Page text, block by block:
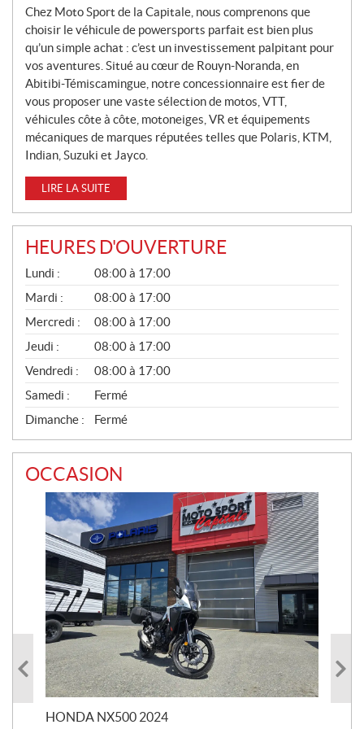
V
E
L
L
E
S
Chez Moto Sport de la Capitale, nous comprenons que
choisir le véhicule de powersports parfait est bien plus
qu’un simple achat : c’est un investissement palpitant pour
vos aventures. Situé au cœur de Rouyn-Noranda, en
Abitibi-Témiscamingue, notre concessionnaire est fier de
vous proposer une vaste sélection de motos, VTT,
véhicules côte à côte, motoneiges, VR et équipements
mécaniques de marques réputées telles que Polaris, KTM,
Indian, Suzuki et Jayco.
LIRE LA SUITE
HEURES D'OUVERTURE
G
É
N
É
R
A
L
Lundi :
08:00 à 17:00
Mardi :
08:00 à 17:00
Mercredi :
08:00 à 17:00
Jeudi :
08:00 à 17:00
Vendredi :
08:00 à 17:00
Samedi :
Fermé
Dimanche :
Fermé
OCCASION
HONDA NX500 2024